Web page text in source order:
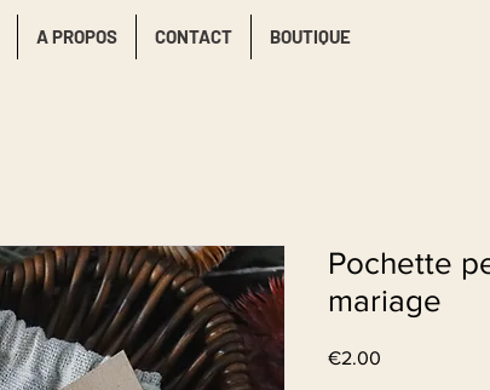
A PROPOS CONTACT BOUTIQUE
Pochette
mariage
€2.00Price